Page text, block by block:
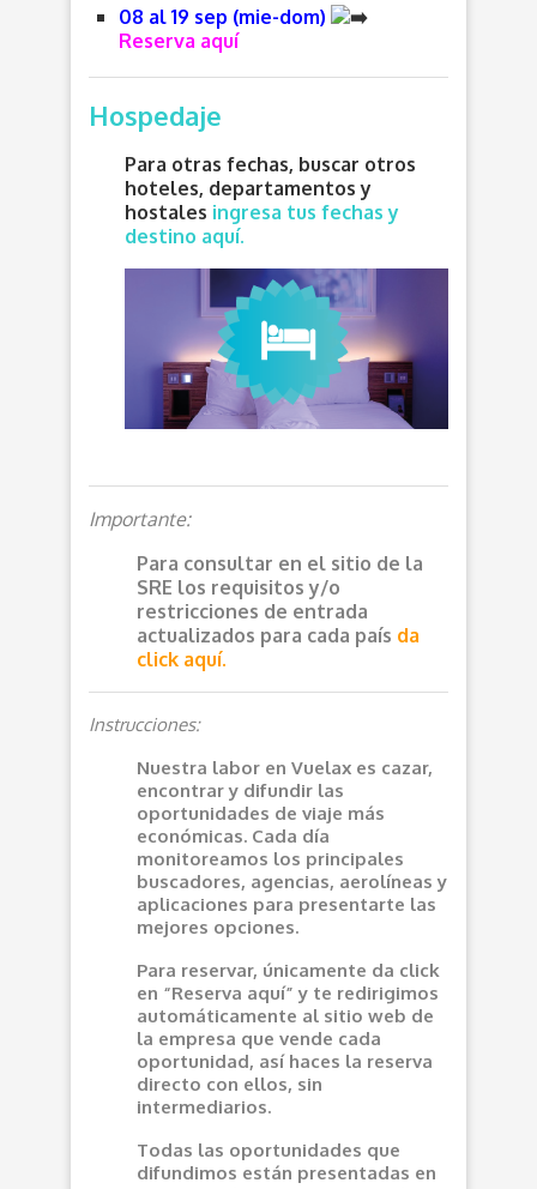
08 al 19 sep (mie-dom)
Reserva aquí
Hospedaje
Para otras fechas, buscar otros
hoteles, departamentos y
hostales ingresa tus fechas y
destino aquí.
Importante:
Para consultar en el sitio de la
SRE los requisitos y/o
restricciones de entrada
actualizados para cada país da
click aquí.
Instrucciones:
Nuestra labor en Vuelax es cazar,
encontrar y difundir las
oportunidades de viaje más
económicas. Cada día
monitoreamos los principales
buscadores, agencias, aerolíneas y
aplicaciones para presentarte las
mejores opciones.
Para reservar, únicamente da click
en “Reserva aquí” y te redirigimos
automáticamente al sitio web de
la empresa que vende cada
oportunidad, así haces la reserva
directo con ellos, sin
intermediarios.
Todas las oportunidades que
difundimos están presentadas en